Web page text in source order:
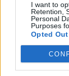
I want to
Retention,
Personal
Purposes
Opted Out
TAGS